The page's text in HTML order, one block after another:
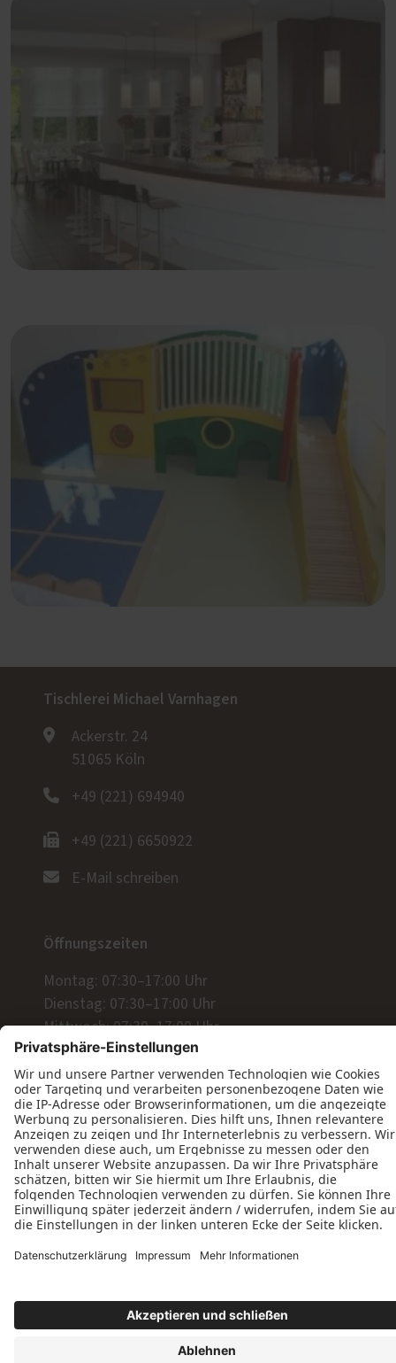
Tischlerei Michael Varnhagen
Ackerstr. 24
51065 Köln
+49 (221) 694940
+49 (221) 6650922
E-Mail schreiben
Öffnungszeiten
Montag: 07:30–17:00 Uhr
Dienstag: 07:30–17:00 Uhr
Mittwoch: 07:30–17:00 Uhr
Donnerstag: 07:30–17:00 Uhr
Freitag: 07:30–12:30 Uhr
Datenschutz Impressum Kontakt
AGB
Tischlerei Michael Varnhagen © 2026